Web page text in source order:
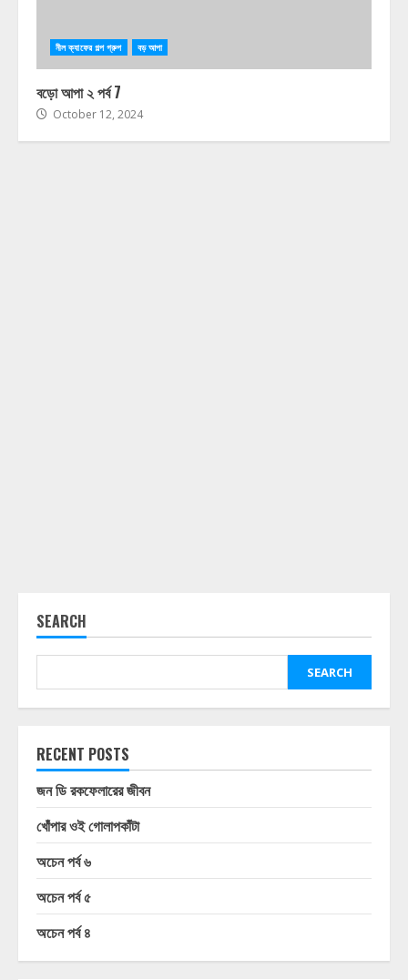
নীল ক্যাফের গল্প গ্রুপ বড় আপা
বড়ো আপা ২ পর্ব 7
October 12, 2024
SEARCH
SEARCH
RECENT POSTS
জন ডি রকফেলারের জীবন
খোঁপার ওই গোলাপকাঁটা
অচেন পর্ব ৬
অচেন পর্ব ৫
অচেন পর্ব ৪